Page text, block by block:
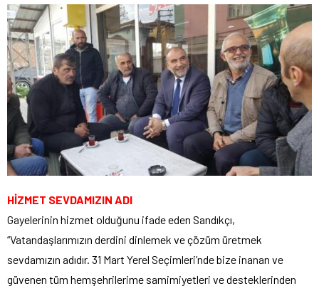
HİZMET SEVDAMIZIN ADI
Gayelerinin hizmet olduğunu ifade eden Sandıkçı,
“Vatandaşlarımızın derdini dinlemek ve çözüm üretmek
sevdamızın adıdır. 31 Mart Yerel Seçimleri’nde bize inanan ve
güvenen tüm hemşehrilerime samimiyetleri ve desteklerinden